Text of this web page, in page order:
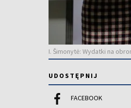
I. Šimonytė: Wydatki na
UDOSTĘPNIJ
FACEBOOK